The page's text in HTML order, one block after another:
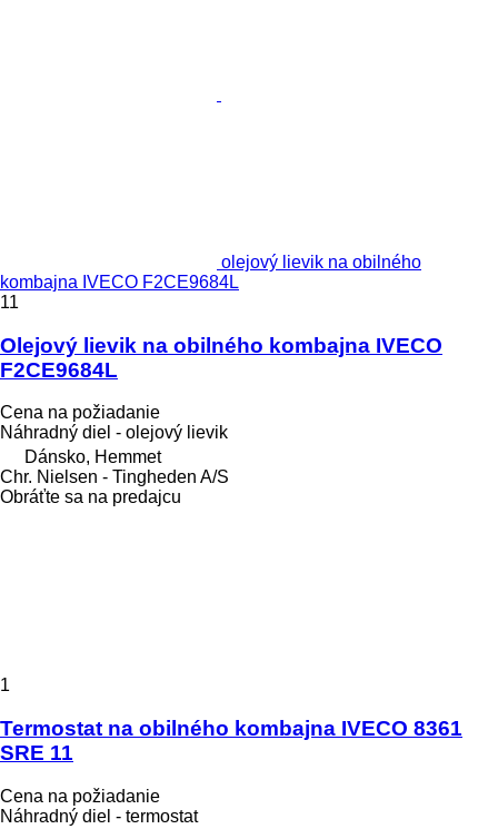
olejový lievik na obilného
kombajna IVECO F2CE9684L
11
Olejový lievik na obilného kombajna IVECO
F2CE9684L
Cena na požiadanie
Náhradný diel - olejový lievik
Dánsko, Hemmet
Chr. Nielsen - Tingheden A/S
Obráťte sa na predajcu
1
Termostat na obilného kombajna IVECO 8361
SRE 11
Cena na požiadanie
Náhradný diel - termostat